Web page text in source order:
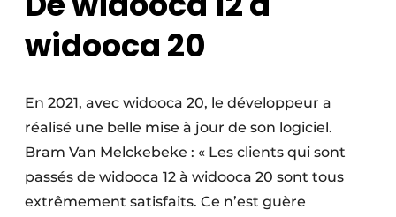
widooca 20
En 2021, avec widooca 20, le développeur a
réalisé une belle mise à jour de son logiciel.
Bram Van Melckebeke : « Les clients qui sont
passés de widooca 12 à widooca 20 sont tous
extrêmement satisfaits. Ce n’est guère